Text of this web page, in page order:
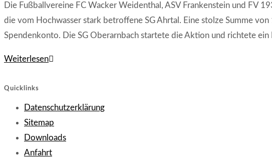
Die Fußballvereine FC Wacker Weidenthal, ASV Frankenstein und FV
die vom Hochwasser stark betroffene SG Ahrtal. Eine stolze Summe
Spendenkonto. Die SG Oberarnbach startete die Aktion und richtete
WeiterlesenSG
fürs
Ahrtal
Quicklinks
DatenschutzerklärungOpens
Sitemap
in
DownloadsOpens
AnfahrtOpens